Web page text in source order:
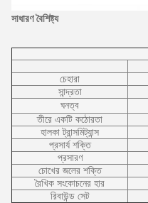
সাধারণ বৈশিষ্ট্য
চেহারা
সান্দ্রতা
ঘনত্ব
তীরে একটি কঠোরতা
হালকা ট্রান্সমিট্যান্স
প্রসার্য শক্তি
প্রসারণ
চোখের জলের শক্তি
রৈখিক সংকোচনের হার
রিবাউন্ড সেট